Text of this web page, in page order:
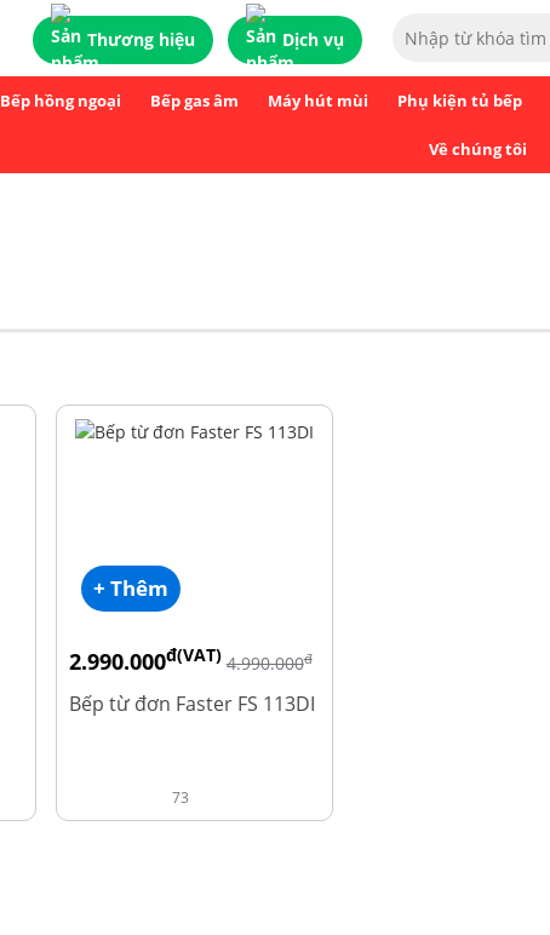
Thương hiệu Dịch vụ
Bếp hồng ngoại Bếp gas âm Máy hút mùi Phụ kiện tủ bếp
Về chúng tôi
+ Thêm
2.990.000đ(VAT) 4.990.000đ
Bếp từ đơn Faster FS 113DI
73